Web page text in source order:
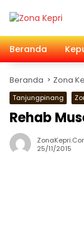
Beranda
Beranda Zona
Tanjungpinang
Rehab
25/11/2015